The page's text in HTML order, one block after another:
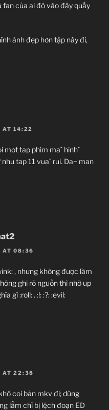
fan của ai đó vào đây quấy
ảnh đẹp hơn tập này đi,
AT 14:22
mot tap phim ma` hinh`
tap 11 vua` rui. Da~ man
AT 08:36
, nhưng không được làm
ghi rõ nguồn thì nhờ up
gì :roll: . :!: :?: :evil:
AT 22:38
coi bản mkv đi; dùng
lắm chỉ bị lệch đoạn ED